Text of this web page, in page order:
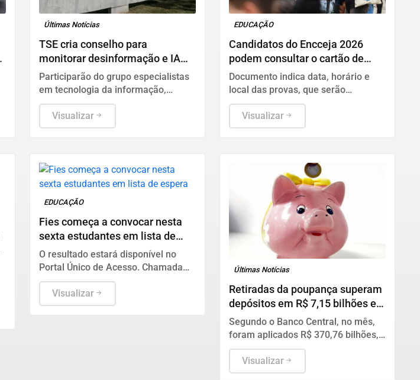
Últimas Notícias
TSE cria conselho para
monitorar desinformação e IA
nas eleições
Participarão do grupo especialistas
em tecnologia da informação,
segurança pública, relações
internacionais e saúde pública. Os
nomes ainda não foram escolhidos
Visualizar
EDUCAÇÃO
Candidatos do Encceja 2026
podem consultar o cartão de
inscrição
Documento indica data, horário e
local das provas, que serão
aplicadas no dia 23 em todo o país.
Visualizar
EDUCAÇÃO
Fies começa a convocar nesta
sexta estudantes em lista de
espera
O resultado estará disponível no
Portal Único de Acesso. Chamada
ocorre até 24 de setembro.
Visualizar
Últimas Notícias
Retiradas da poupança superam
depósitos em R$ 7,15 bilhões em
julho
Segundo o Banco Central, no mês,
foram aplicados R$ 370,76 bilhões,
enquanto os saques somaram R$
377,92 bilhões.
Visualizar